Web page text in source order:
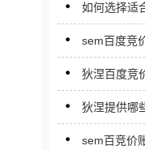
如何选择适
sem百度竞
狄涅百度竞
狄涅提供哪
sem百竞价